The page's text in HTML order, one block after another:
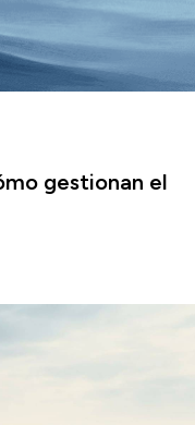
gestionan el